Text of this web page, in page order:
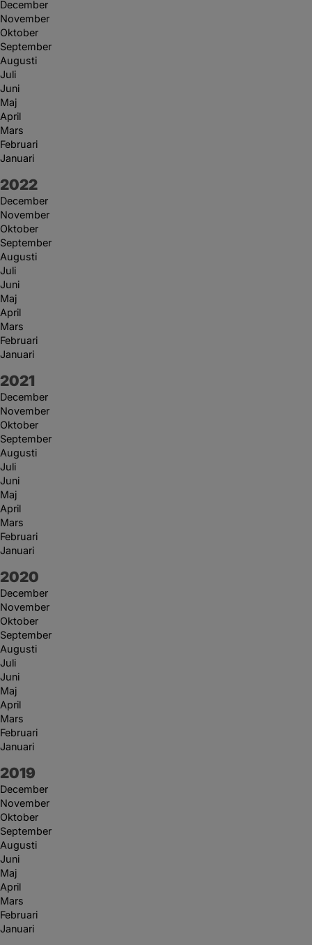
December
November
Oktober
September
Augusti
Juli
Juni
Maj
April
Mars
Februari
Januari
År:
2022
December
November
Oktober
September
Augusti
Juli
Juni
Maj
April
Mars
Februari
Januari
År:
2021
December
November
Oktober
September
Augusti
Juli
Juni
Maj
April
Mars
Februari
Januari
År:
2020
December
November
Oktober
September
Augusti
Juli
Juni
Maj
April
Mars
Februari
Januari
År:
2019
December
November
Oktober
September
Augusti
Juni
Maj
April
Mars
Februari
Januari